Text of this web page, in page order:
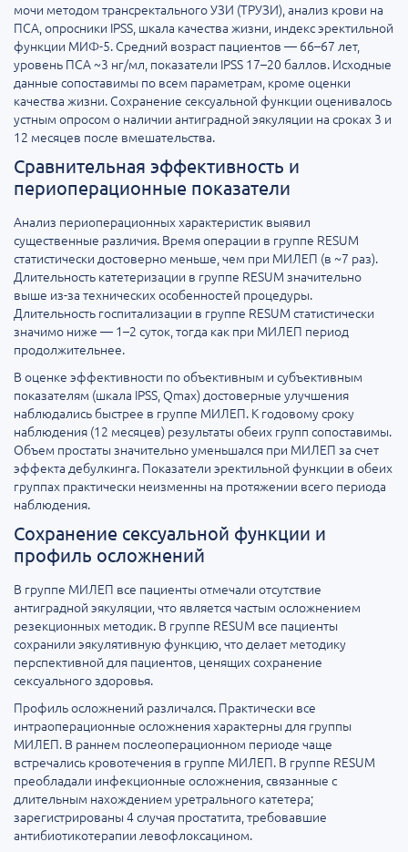
мочи методом трансректального УЗИ (ТРУЗИ), анализ крови на
ПСА, опросники IPSS, шкала качества жизни, индекс эректильной
функции МИФ-5. Средний возраст пациентов — 66–67 лет,
уровень ПСА ~3 нг/мл, показатели IPSS 17–20 баллов. Исходные
данные сопоставимы по всем параметрам, кроме оценки
качества жизни. Сохранение сексуальной функции оценивалось
устным опросом о наличии антиградной эякуляции на сроках 3 и
12 месяцев после вмешательства.
Сравнительная эффективность и
периоперационные показатели
Анализ периоперационных характеристик выявил
существенные различия. Время операции в группе RESUM
статистически достоверно меньше, чем при МИЛЕП (в ~7 раз).
Длительность катетеризации в группе RESUM значительно
выше из-за технических особенностей процедуры.
Длительность госпитализации в группе RESUM статистически
значимо ниже — 1–2 суток, тогда как при МИЛЕП период
продолжительнее.
В оценке эффективности по объективным и субъективным
показателям (шкала IPSS, Qmax) достоверные улучшения
наблюдались быстрее в группе МИЛЕП. К годовому сроку
наблюдения (12 месяцев) результаты обеих групп сопоставимы.
Объем простаты значительно уменьшался при МИЛЕП за счет
эффекта дебулкинга. Показатели эректильной функции в обеих
группах практически неизменны на протяжении всего периода
наблюдения.
Сохранение сексуальной функции и
профиль осложнений
В группе МИЛЕП все пациенты отмечали отсутствие
антиградной эякуляции, что является частым осложнением
резекционных методик. В группе RESUM все пациенты
сохранили эякулятивную функцию, что делает методику
перспективной для пациентов, ценящих сохранение
сексуального здоровья.
Профиль осложнений различался. Практически все
интраоперационные осложнения характерны для группы
МИЛЕП. В раннем послеоперационном периоде чаще
встречались кровотечения в группе МИЛЕП. В группе RESUM
преобладали инфекционные осложнения, связанные с
длительным нахождением уретрального катетера;
зарегистрированы 4 случая простатита, требовавшие
антибиотикотерапии левофлоксацином.